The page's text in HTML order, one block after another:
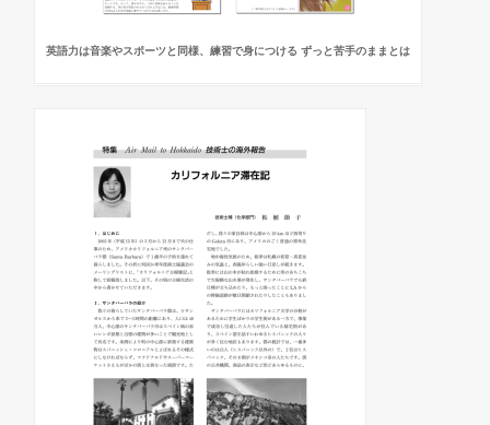
英語力は音楽やスポーツと同様、練習で身につける ずっと苦手のままとは